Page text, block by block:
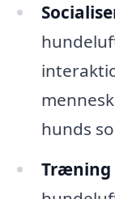
hunds
Træning